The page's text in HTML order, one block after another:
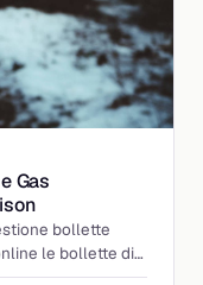
Gas
bollette
le bollette di